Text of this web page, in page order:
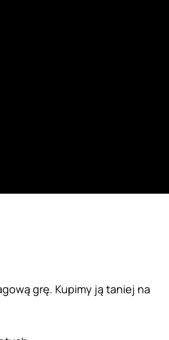
grę. Kupimy ją taniej na